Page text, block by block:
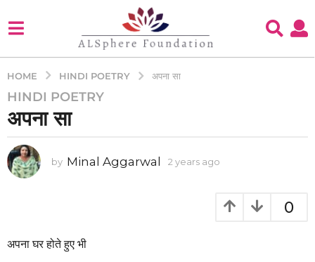
HOME HINDI POETRY अपना सा
2
y
a
r
2
HINDI POETRY
अपना सा
by Minal Aggarwal 2 years ago
a
0
अपना घर होते हुए भी